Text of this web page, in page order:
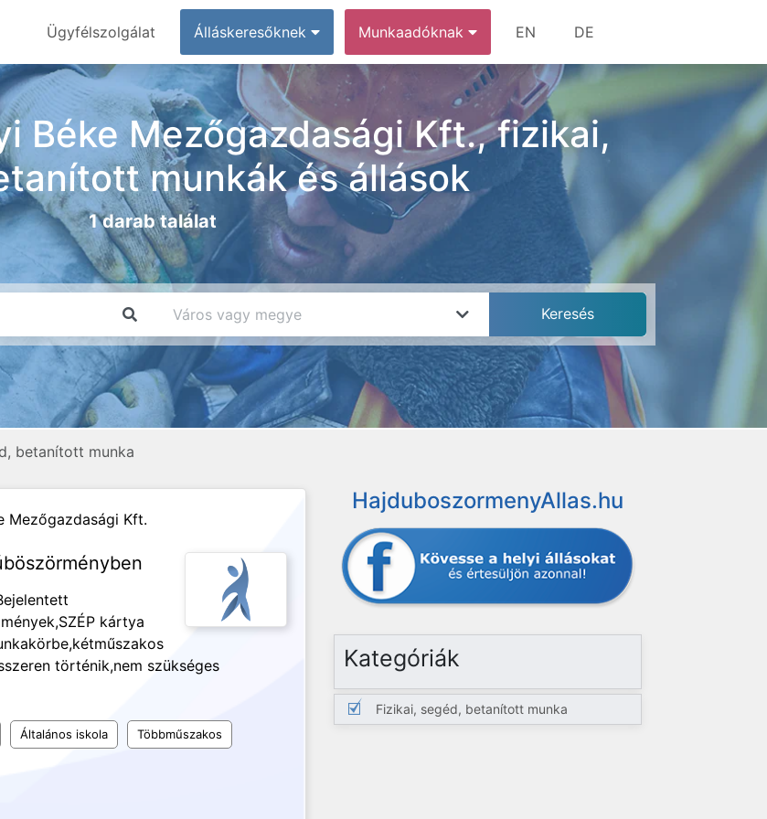
Ügyfélszolgálat Álláskeresőknek Munkaadóknak EN DE
Béke Mezőgazdasági Kft., fizikai,
munkák és állások
1 darab találat
betanított munka
Mezőgazdasági Kft.
kártya
történik,nem szükséges
Általános iskola Többműszakos
HajduboszormenyAllas.hu
Kategóriák
Fizikai, segéd, betanított munka